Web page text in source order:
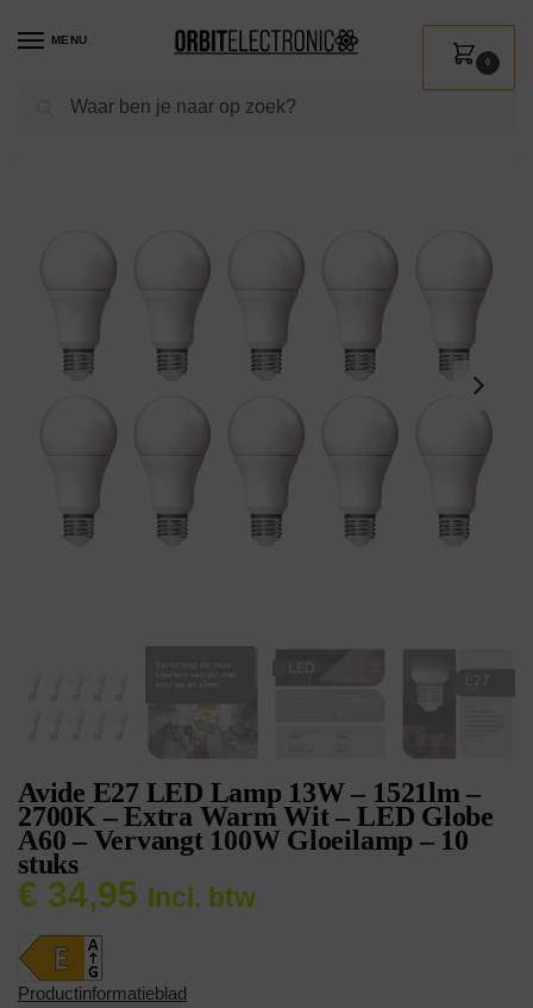
MENU
Zoeken
0
Shop / Verlichting / Lichtbronnen
Avide E27 LED Lamp 13W – 1521lm –
2700K – Extra Warm Wit – LED Globe
A60 – Vervangt 100W Gloeilamp – 10
stuks
€ 34,95 Incl. btw
Productinformatieblad